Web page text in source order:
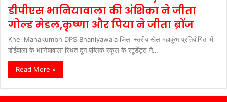
डीपीएस भानियावाला की अंशिका ने जीता
गोल्ड मेडल,कृष्णा और पिया ने जीता ब्रोंज
Khel Mahakumbh DPS Bhaniyawala जिला स्तरीय खेल महाकुंभ प्रतियोगिता में
डोईवाला के भानियावाला स्थित दून पब्लिक स्कूल के स्टूडेंट्स ने…
Read More »